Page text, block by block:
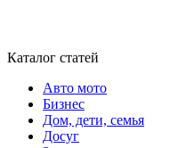
Каталог статей
Авто мото
Бизнес
Дом, дети, семья
Досуг